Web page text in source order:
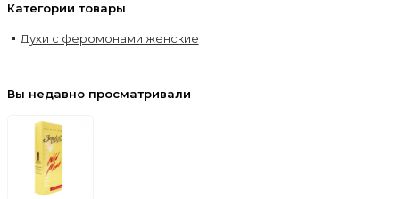
Категории товары
Духи с феромонами женские
Вы недавно просматривали